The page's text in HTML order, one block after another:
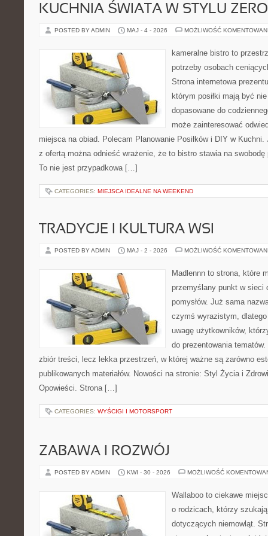
KUCHNIA ŚWIATA W STYLU
POSTED BY ADMIN MAJ - 4 - 2026 MOŻLIWOŚĆ
kameralne bistro to
potrzeby osobach
Strona internetowa
którym posiłki mają być
dopasowane do
może zainteresować
miejsca na obiad. Polecam Planowanie Posiłków i DIY w
z ofertą można odnieść wrażenie, że to bistro stawia na swobodę
To nie jest przypadkowa […]
CATEGORIES: MIEJSCA IDEALNE NA WEEKEND
TRADYCJE I KULTURA WSI
POSTED BY ADMIN MAJ - 2 - 2026 MOŻLIWOŚĆ
Madlennn to strona, które
przemyślany punkt w sieci
pomysłów. Już sama
czymś wyrazistym,
uwagę użytkowników,
do prezentowania
zbiór treści, lecz lekka przestrzeń, w której ważne są zarówno
publikowanych materiałów. Nowości na stronie: Styl Życia i
Opowieści. Strona […]
CATEGORIES: WYŚCIGI I MOTORSPORT
ZABAWA I ROZWÓJ
POSTED BY ADMIN KWI - 30 - 2026 MOŻLIWOŚĆ
Wallaboo to ciekawe
o rodzicach, którzy
dotyczących niemowląt.